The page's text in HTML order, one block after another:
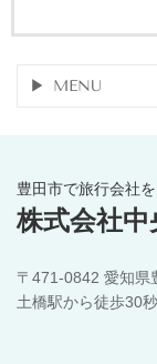
MENU
豊田市で旅行会社
株式会社
〒471-0842 愛知県
土橋駅から徒歩30